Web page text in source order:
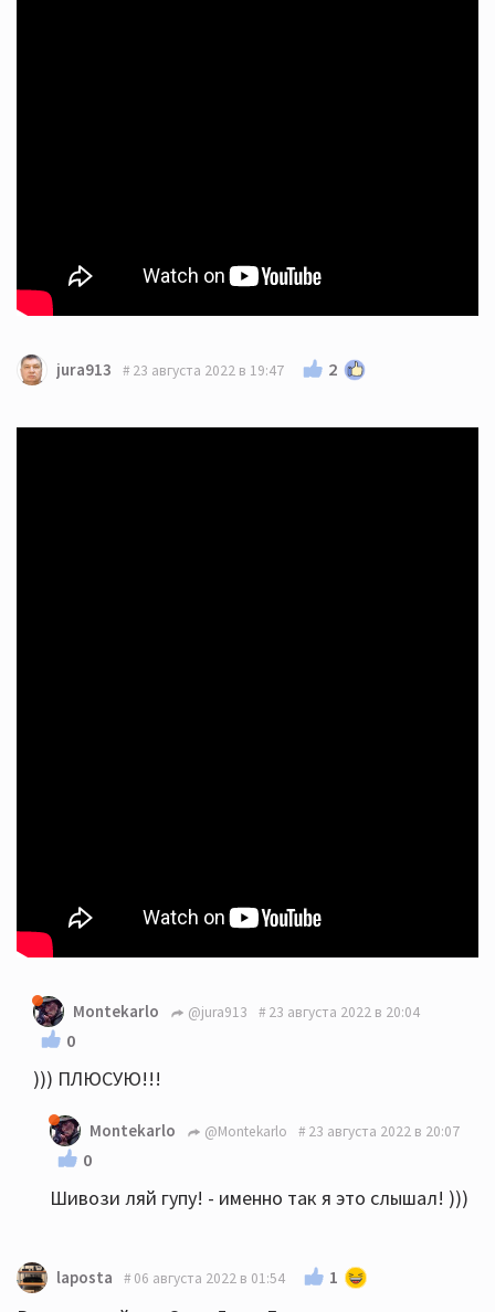
jura913 23 августа 2022 в 19:47 2
Montekarlo @jura913 23 августа 2022 в 20:04
0
))) ПЛЮСУЮ!!!
Montekarlo @Montekarlo 23 августа 2022 в 20:07
0
Шивози ляй гупу! - именно так я это слышал! )))
laposta 06 августа 2022 в 01:54 1